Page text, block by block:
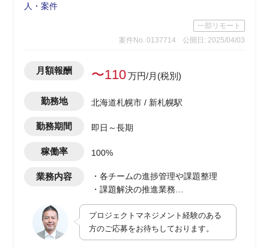
人・案件
一部リモート
案件No. 0137714
公開日: 2025/04/03
月額報酬 〜110万円/月(税別)
勤務地 北海道札幌市 / 新札幌駅
勤務期間 即日～長期
稼働率 100%
業務内容
・各チームの進捗管理や課題整理
・課題解決の推進業務
・ベンダー側PMへのOJT含む教育支援
・課題管理表や各種資料の作成
・資料のレビュー作業
・課題管理/進捗管理/品質分析業務
プロジェクトマネジメント経験のある
方のご応募をお待ちしております。